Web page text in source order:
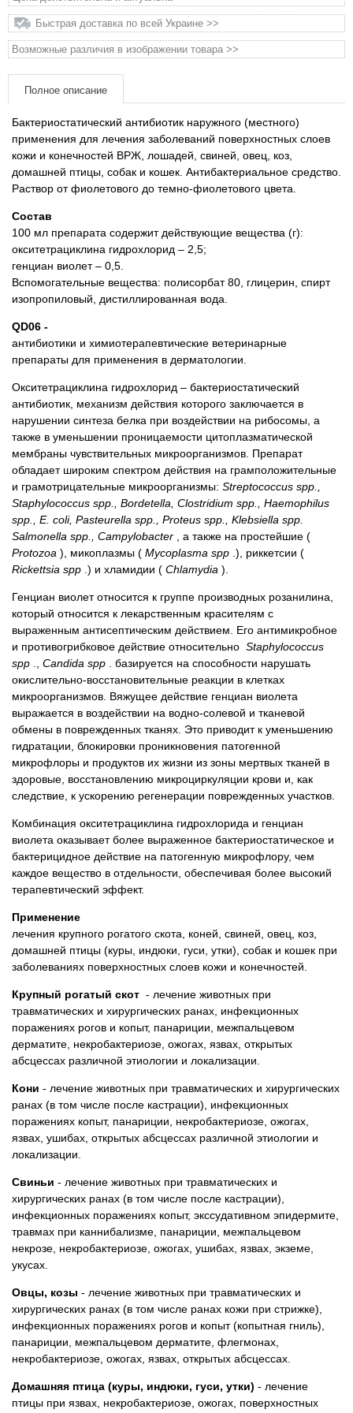
Быстрая доставка по всей Украине >>
Возможные различия в изображении товара >>
Полное описание
Бактериостатический антибиотик наружного (местного)
применения для лечения заболеваний поверхностных слоев
кожи и конечностей ВРЖ, лошадей, свиней, овец, коз,
домашней птицы, собак и кошек. Антибактериальное средство.
Раствор от фиолетового до темно-фиолетового цвета.
Состав
100 мл препарата содержит действующие вещества (г):
окситетрациклина гидрохлорид – 2,5;
генциан виолет – 0,5.
Вспомогательные вещества: полисорбат 80, глицерин, спирт
изопропиловый, дистиллированная вода.
QD06 -
антибиотики и химиотерапевтические ветеринарные
препараты для применения в дерматологии.
Окситетрациклина гидрохлорид – бактериостатический
антибиотик, механизм действия которого заключается в
нарушении синтеза белка при воздействии на рибосомы, а
также в уменьшении проницаемости цитоплазматической
мембраны чувствительных микроорганизмов. Препарат
обладает широким спектром действия на грамположительные
и грамотрицательные микроорганизмы: Streptococcus spp.,
Staphylococcus spp., Bordetella, Clostridium spp., Haemophilus
spp., E. coli, Pasteurella spp., Proteus spp., Klebsiella spp.
Salmonella spp., Campylobacter , а также на простейшие (
Protozoa ), микоплазмы ( Mycoplasma spp .), риккетсии (
Rickettsia spp .) и хламидии ( Chlamydia ).
Генциан виолет относится к группе производных розанилина,
который относится к лекарственным красителям с
выраженным антисептическим действием. Его антимикробное
и противогрибковое действие относительно Staphylococcus
spp
Candida spp . базируется на способности нарушать
окислительно-восстановительные реакции в клетках
микроорганизмов. Вяжущее действие генциан виолета
выражается в воздействии на водно-солевой и тканевой
обмены в поврежденных тканях. Это приводит к уменьшению
гидратации, блокировки проникновения патогенной
микрофлоры и продуктов их жизни из зоны мертвых тканей в
здоровые, восстановлению микроциркуляции крови и, как
следствие, к ускорению регенерации поврежденных участков.
Комбинация окситетрациклина гидрохлорида и генциан
виолета оказывает более выраженное бактериостатическое и
бактерицидное действие на патогенную микрофлору, чем
каждое вещество в отдельности, обеспечивая более высокий
терапевтический эффект.
Применение
лечения крупного рогатого скота, коней, свиней, овец, коз,
домашней птицы (куры, индюки, гуси, утки), собак и кошек при
заболеваниях поверхностных слоев кожи и конечностей.
Крупный рогатый скот - лечение животных при
травматических и хирургических ранах, инфекционных
поражениях рогов и копыт, панариции, межпальцевом
дерматите, некробактериозе, ожогах, язвах, открытых
абсцессах различной этиологии и локализации.
Кони - лечение животных при травматических и хирургических
ранах (в том числе после кастрации), инфекционных
поражениях копыт, панариции, некробактериозе, ожогах,
язвах, ушибах, открытых абсцессах различной этиологии и
локализации.
Свиньи - лечение животных при травматических и
хирургических ранах (в том числе после кастрации),
инфекционных поражениях копыт, экссудативном эпидермите,
травмах при каннибализме, панариции, межпальцевом
некрозе, некробактериозе, ожогах, ушибах, язвах, экземе,
укусах.
Овцы, козы - лечение животных при травматических и
хирургических ранах (в том числе ранах кожи при стрижке),
инфекционных поражениях рогов и копыт (копытная гниль),
панариции, межпальцевом дерматите, флегмонах,
некробактериозе, ожогах, язвах, открытых абсцессах.
Домашняя птица (куры, индюки, гуси, утки) - лечение
птицы при язвах, некробактериозе, ожогах, поверхностных
Товари для голубів
Товари для гризунів
Товари для коней
Товари для людей
Хозряд - хозтовары оптом
Архив / Снято с производства